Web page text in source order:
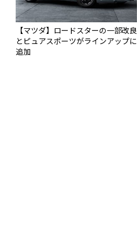
【マツダ】ロードスターの一部改良
とピュアスポーツがラインアップに
追加